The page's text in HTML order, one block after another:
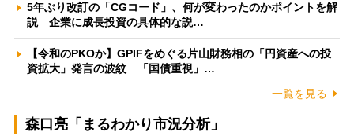
5年ぶり改訂の「CGコード」、何が変わったのかポイントを解
説 企業に成長投資の具体的な説…
【令和のPKOか】GPIFをめぐる片山財務相の「円資産への投
資拡大」発言の波紋 「国債重視」…
一覧を見る
森口亮「まるわかり市況分析」